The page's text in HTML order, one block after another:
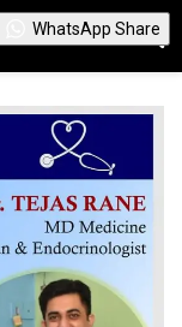
WhatsApp Share